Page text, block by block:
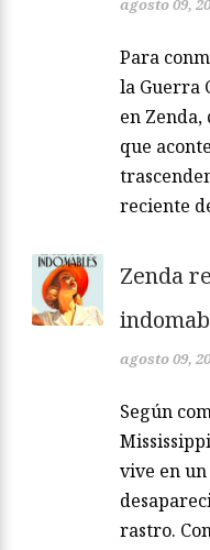
agosto 09,
Para
la Guerra
en Zenda,
que
reciente
Zenda
agosto 09,
Según
vive en
rastro.